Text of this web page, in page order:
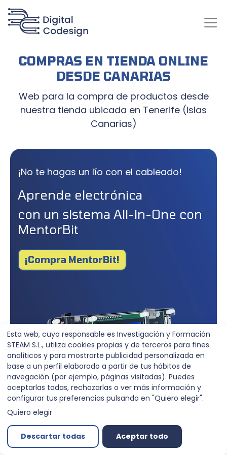
COMPRAS EN TIENDA ONLINE
DESDE CANARIAS
Web para la compra de productos desde
nuestra tienda ubicada en Tenerife (Islas
Canarias)
¡No te hagas un lío con el cableado!
Aprende electrónica
con un sistema All-in-One con
MentorBit
¡Compra MentorBit!
Esta web, cuyo responsable es Investigación y Formación
STEAM S.L., utiliza cookies propias y de terceros para fines
analíticos y para mostrarte publicidad personalizada en
base a un perfil elaborado a partir de tus hábitos de
navegación (por ejemplo, páginas visitadas). Puedes
aceptarlas todas, rechazarlas o ver más información y
configurar tus preferencias pulsando en "Quiero elegir".
Quiero elegir
Descartar todas Aceptar todo